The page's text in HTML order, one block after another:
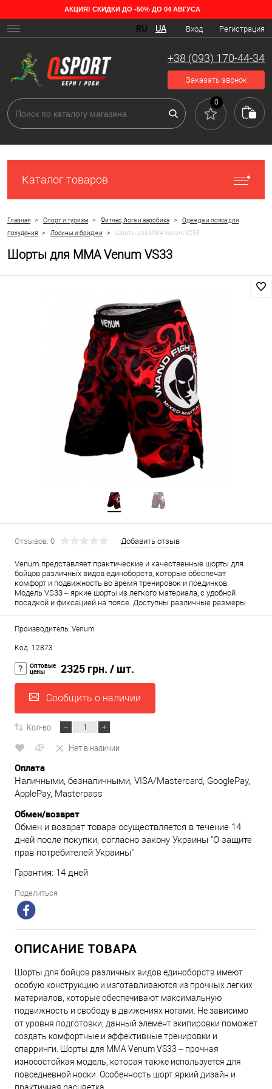
АКЦИЯ! СКИДКИ ДО -50% ДО 04 АВГУСА
Вход Регистрация
RU UA
+38 (093) 170-44-34
Заказать звонок
0
Каталог товаров
Главная > Спорт и туризм > Фитнес, йога и аэробика >
Одежда и пояса для
похудения
> Лосины и бриджи > Шорты для ММА Venum VS33
Шорты для ММА Venum VS33
Отзывов: 0 Добавить отзыв
Venum представляет практические и качественные шорты для
бойцов различных видов единоборств, которые обеспечат
комфорт и подвижность во время тренировок и поединков.
Модель VS33 – яркие шорты из легкого материала, с удобной
посадкой и фиксацией на поясе. Доступны различные размеры.
Производитель: Venum
Код: 12873
Оптовые
цены 2325 грн. / шт.
Сообщить о наличии
Кол-во:
Нет в наличии
Оплата
Наличными, безналичными, VISA/Mastercard, GooglePay,
ApplePay, Masterpass
Обмен/возврат
Обмен и возврат товара осуществляется в течение 14
дней после покупки, согласно закону Украины "О защите
прав потребителей Украины"
Гарантия: 14 дней
Поделиться
ОПИСАНИЕ ТОВАРА
Шорты для бойцов различных видов единоборств имеют
особую конструкцию и изготавливаются из прочных легких
материалов, которые обеспечивают максимальную
подвижность и свободу в движениях ногами. Не зависимо
от уровня подготовки, данный элемент экипировки поможет
создать комфортные и эффективные тренировки и
спарринги. Шорты для ММА Venum VS33 – прочная
износостойкая модель, которая также используется для
повседневной носки. Особенность шорт яркий дизайн и